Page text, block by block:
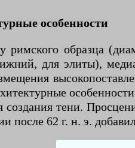
особенности
римского образца
для элиты),
создания тени.
после 62 г. н. э.